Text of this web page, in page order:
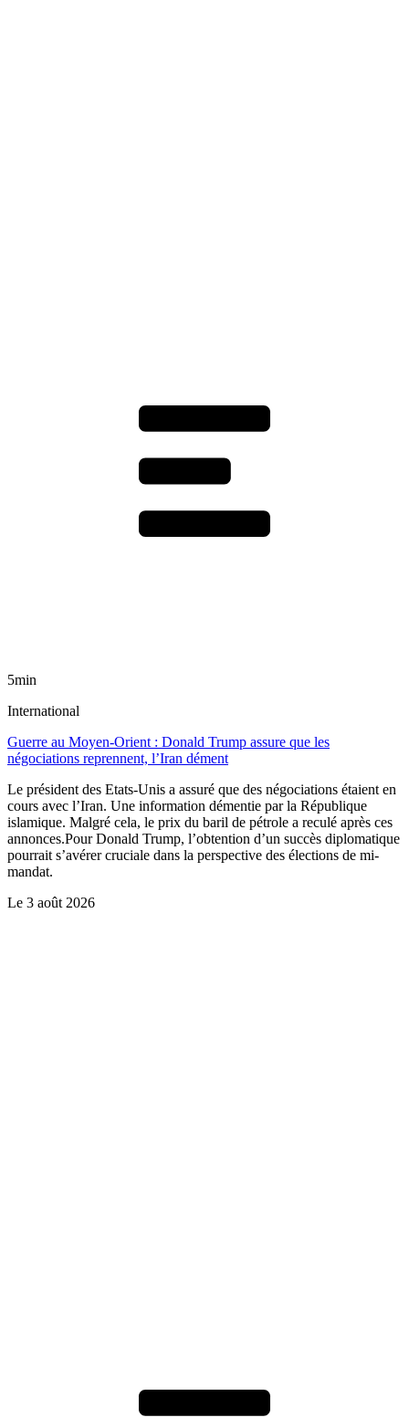
5min
International
Guerre au Moyen-Orient : Donald Trump assure que les
négociations reprennent, l’Iran dément
Le président des Etats-Unis a assuré que des négociations étaient en
cours avec l’Iran. Une information démentie par la République
islamique. Malgré cela, le prix du baril de pétrole a reculé après ces
annonces.Pour Donald Trump, l’obtention d’un succès diplomatique
pourrait s’avérer cruciale dans la perspective des élections de mi-
mandat.
Le 3 août 2026